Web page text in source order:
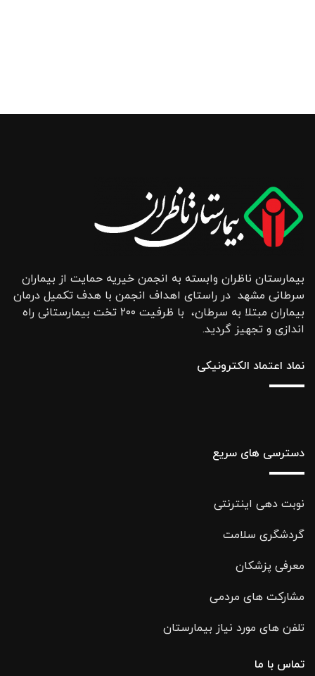
بیمارستان ناظران وابسته به انجمن خیریه حمایت از بیماران
سرطانی مشهد در راستای اهداف انجمن با هدف تکمیل درمان
بیماران مبتلا به سرطان، با ظرفیت ۲۰۰ تخت بیمارستانی راه
اندازی و تجهیز گردید.
نماد اعتماد الکترونیکی
دسترسی های سریع
نوبت دهی اینترنتی
گردشگری سلامت
معرفی پزشکان
مشارکت های مردمی
تلفن های مورد نیاز بیمارستان
تماس با ما